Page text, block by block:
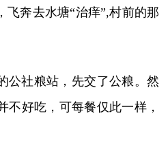
奔去水塘“治痒”,村前的那
公社粮站，先交了公粮。然
不好吃，可每餐仅此一样，